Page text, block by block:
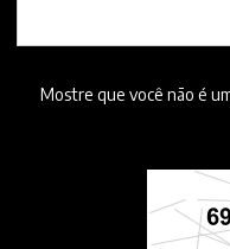
Mostre que você não é